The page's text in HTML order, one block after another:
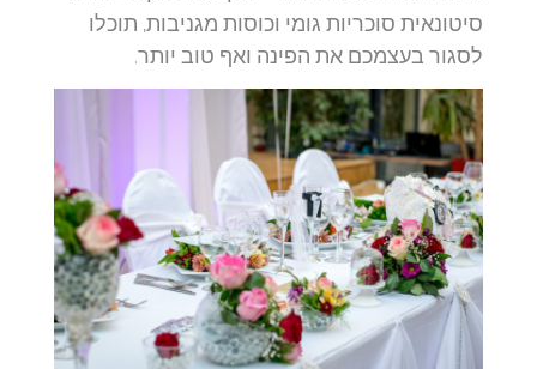
סיטונאית סוכריות גומי וכוסות מגניבות, תוכלו
לסגור בעצמכם את הפינה ואף טוב יותר.